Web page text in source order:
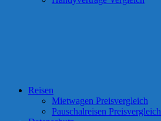
Reisen
Mietwagen Preisvergleich
Pauschalreisen Preisvergleich